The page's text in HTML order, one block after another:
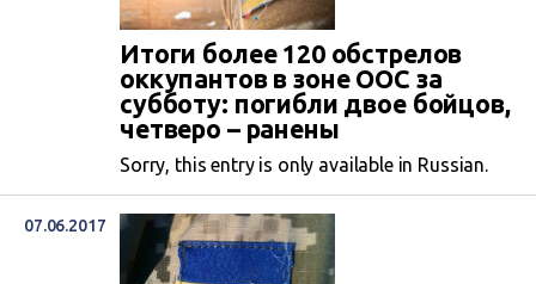
Итоги более 120 обстрелов
оккупантов в зоне ООС за
субботу: погибли двое бойцов,
четверо – ранены
Sorry, this entry is only available in Russian.
07.06.2017